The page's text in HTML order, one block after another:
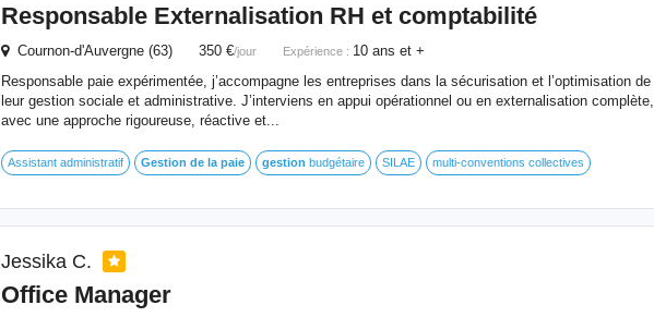
Responsable Externalisation RH et comptabilité
Cournon-d'Auvergne (63) 350 €/jour Expérience : 10 ans et +
Responsable paie expérimentée, j’accompagne les entreprises dans la sécurisation et l’optimisation de
leur gestion sociale et administrative. J’interviens en appui opérationnel ou en externalisation complète,
avec une approche rigoureuse, réactive et...
Assistant administratif Gestion de la paie gestion budgétaire SILAE multi-conventions collectives
Jessika C.
Office Manager